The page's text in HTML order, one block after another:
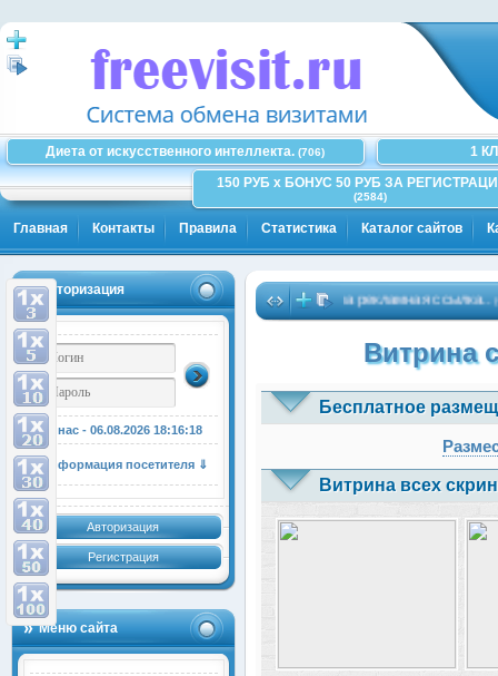
Диета от искусственного интеллекта. (706)
1
150 РУБ x БОНУС 50 РУБ ЗА
(2584)
Главная Контакты Правила Статистика Каталог сайтов
Авторизация
У нас - 06.08.2026 18:16:18
Информация посетителя ⇓
Авторизация
Регистрация
Меню сайта
Здесь может быть Ваша рекламная ссылка..(~100)
Витрина
Бесплатное
Витрина всех